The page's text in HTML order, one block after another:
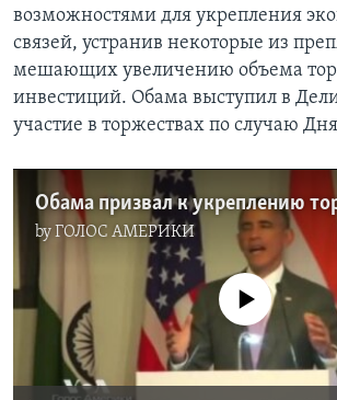
Learning English
СОЦИАЛЬНЫЕ СЕТИ
Языки
возможностями для укрепления
связей, устранив некоторые из
мешающих увеличению объема
инвестиций. Обама выступил в
участие в торжествах по случаю
byГОЛОС АМЕРИКИ
No media source currently